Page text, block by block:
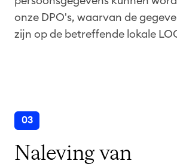
onze DPO's, waarvan de
zijn op de betreffende lokale
03
Naleving van